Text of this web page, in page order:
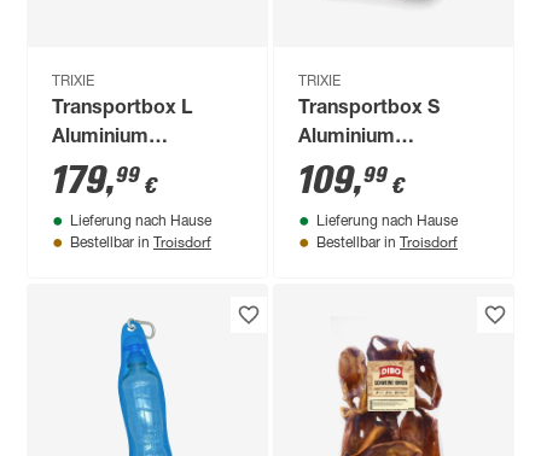
TRIXIE
Transportbox L
Aluminium
graphitfarben 92 x
64 x 78 cm
179,99 €
Lieferung nach Hause
Bestellbar in Troisdorf
TRIXIE
Transportbox S
Aluminium
graphitfarben 48 x
56 x 61 cm
109,99 €
Lieferung nach Hause
Bestellbar in Troisdorf